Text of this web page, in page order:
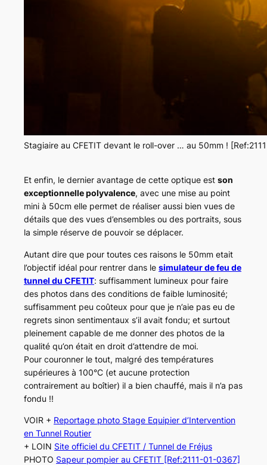
Stagiaire au CFETIT devant le roll-over … au 50mm !
Et enfin, le dernier avantage de cette optique est son
exceptionnelle polyvalence, avec une mise au point
mini à 50cm elle permet de réaliser aussi bien vues de
détails que des vues d’ensembles ou des portraits, sous
la simple réserve de pouvoir se déplacer.
Autant dire que pour toutes ces raisons le 50mm etait
l’objectif idéal pour rentrer dans le simulateur de feu de
tunnel du CFETIT: suffisamment lumineux pour faire
des photos dans des conditions de faible luminosité;
suffisamment peu coûteux pour que je n’aie pas eu de
regrets sinon sentimentaux s’il avait fondu; et surtout
pleinement capable de me donner des photos de la
qualité qu’on était en droit d’attendre de moi.
Pour couronner le tout, malgré des températures
supérieures à 100°C (et aucune protection
contrairement au boîtier) il a bien chauffé, mais il n’a pas
fondu !!
VOIR + Reportage photo Stage Equipier d’Intervention
en Tunnel Routier
+ LOIN Site officiel du CFETIT / Tunnel de Fréjus
PHOTO Sapeur pompier au CFETIT [Ref:2111-01-0367]